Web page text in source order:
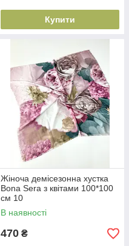
Купити
Жіноча демісезонна хустка
Bona Sera з квітами 100*100
см 10
В наявності
470 ₴